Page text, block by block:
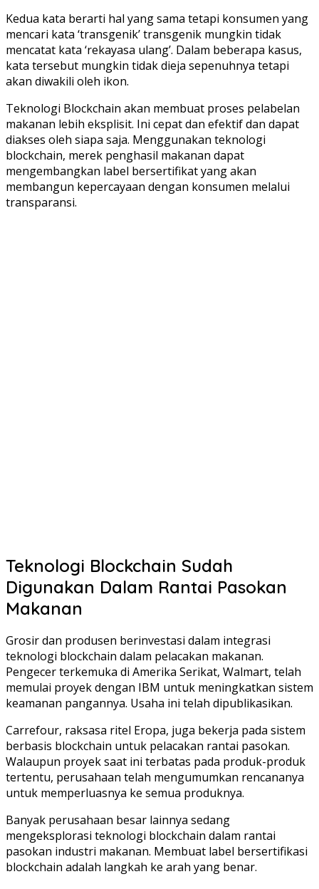
Kedua kata berarti hal yang sama tetapi konsumen yang
mencari kata ‘transgenik’ transgenik mungkin tidak
mencatat kata ‘rekayasa ulang’. Dalam beberapa kasus,
kata tersebut mungkin tidak dieja sepenuhnya tetapi
akan diwakili oleh ikon.
Teknologi Blockchain akan membuat proses pelabelan
makanan lebih eksplisit. Ini cepat dan efektif dan dapat
diakses oleh siapa saja. Menggunakan teknologi
blockchain, merek penghasil makanan dapat
mengembangkan label bersertifikat yang akan
membangun kepercayaan dengan konsumen melalui
transparansi.
Teknologi Blockchain Sudah
Digunakan Dalam Rantai Pasokan
Makanan
Grosir dan produsen berinvestasi dalam integrasi
teknologi blockchain dalam pelacakan makanan.
Pengecer terkemuka di Amerika Serikat, Walmart, telah
memulai proyek dengan IBM untuk meningkatkan sistem
keamanan pangannya. Usaha ini telah dipublikasikan.
Carrefour, raksasa ritel Eropa, juga bekerja pada sistem
berbasis blockchain untuk pelacakan rantai pasokan.
Walaupun proyek saat ini terbatas pada produk-produk
tertentu, perusahaan telah mengumumkan rencananya
untuk memperluasnya ke semua produknya.
Banyak perusahaan besar lainnya sedang
mengeksplorasi teknologi blockchain dalam rantai
pasokan industri makanan. Membuat label bersertifikasi
blockchain adalah langkah ke arah yang benar.